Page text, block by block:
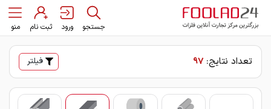
جستجو ورود ثبت نام منو
تعداد نتایج: 97 فیلتر